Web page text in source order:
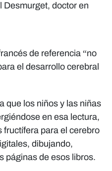
Desmurget, doctor en
de referencia “no
el desarrollo cerebral
que los niños y las niñas
en esa lectura,
fructífera para el cerebro
dibujando,
páginas de esos libros.